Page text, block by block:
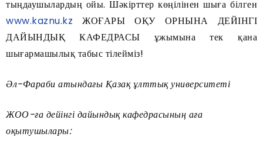
тыңдаушылардың ойы. Шәкірттер көңілінен шыға білген
www.kaznu.kz ЖОҒАРЫ ОҚУ ОРНЫНА ДЕЙІНГІ
ДАЙЫНДЫҚ КАФЕДРАСЫ ұжымына тек қана
шығармашылық табыс тілейміз!
Әл-Фараби атындағы Қазақ ұлттық университеті
ЖОО-ға дейінгі дайындық кафедрасының аға
оқытушылары: